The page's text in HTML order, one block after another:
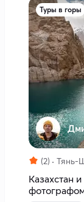
Туры в горы
(2) Тянь-
Казахстан